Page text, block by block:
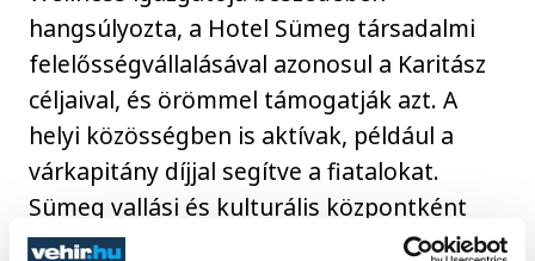
hangsúlyozta, a Hotel Sümeg társadalmi
felelősségvállalásával azonosul a Karitász
céljaival, és örömmel támogatják azt. A
helyi közösségben is aktívak, például a
várkapitány díjjal segítve a fiatalokat.
Sümeg vallási és kulturális központként
méltó helyszín, amely a Karitász munkáját